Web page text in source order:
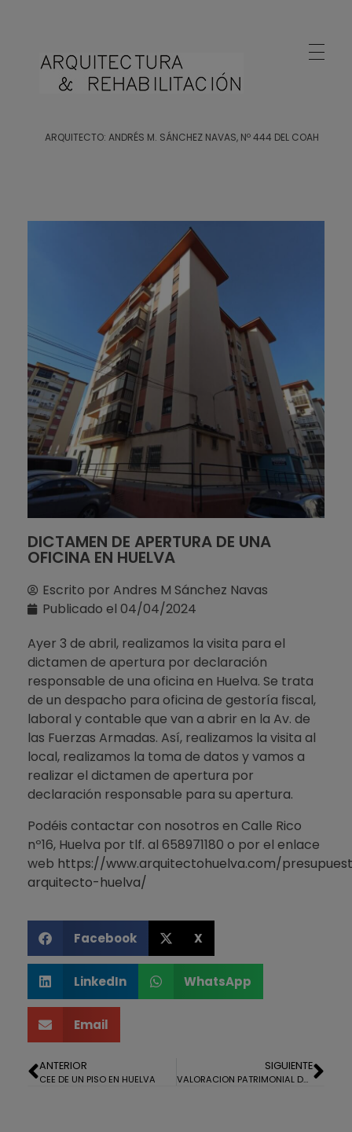
ARQUITECTO: ANDRÉS M. SÁNCHEZ NAVAS, Nº 444 DEL COAH
DICTAMEN DE APERTURA DE UNA
OFICINA EN HUELVA
Escrito por Andres M Sánchez Navas
Publicado el 04/04/2024
Ayer 3 de abril, realizamos la visita para el
dictamen de apertura por declaración
responsable de una oficina en Huelva. Se trata
de un despacho para oficina de gestoría fiscal,
laboral y contable que van a abrir en la Av. de
las Fuerzas Armadas. Así, realizamos la visita al
local, realizamos la toma de datos y vamos a
realizar el dictamen de apertura por
declaración responsable para su apertura.
Podéis contactar con nosotros en Calle Rico
nº16, Huelva por tlf. al 658971180 o por el enlace
web https://www.arquitectohuelva.com/
arquitecto-huelva/
Facebook X
LinkedIn WhatsApp
Email
ANTERIOR
CEE DE UN PISO EN HUELVA
SIGUIENTE
VALORACION PATRIMONIAL DE UNA VIVIENDA EN HUELVA